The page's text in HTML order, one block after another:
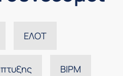
ΕΛΟΤ
BIPM